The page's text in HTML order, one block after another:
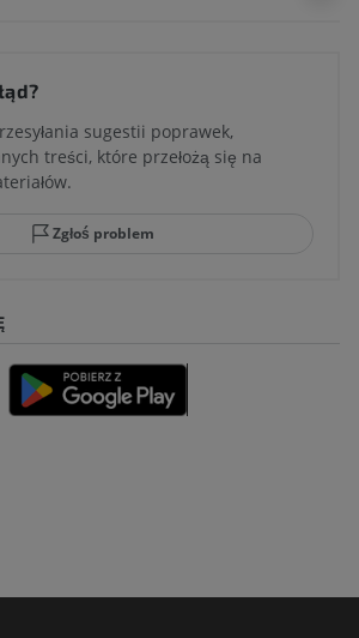
sugestii poprawek,
treści, które przełożą się na
Zgłoś problem